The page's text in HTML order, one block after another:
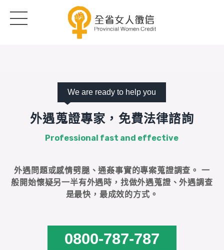
We are ready to help you
外遇蒐證專家，免費法律諮詢
Professiona fast and effective
外遇問題或感情劈腿、通姦事實的專案蒐證調查。 一
般開始懷疑另一半有外遇時，找做外遇蒐證、外遇調查
是最快，最成效的方式。
0800-787-787